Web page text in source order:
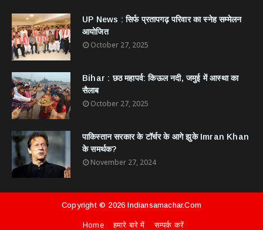
UP News : सिर्फ प्रतापगढ़ परिवार का स्नेह सम्मेलन
आयोजित
October 27, 2025
Bihar : छठ महापर्व: किऊल नदी, जमुई में आस्था का
सैलाब
October 27, 2025
​पाकिस्तान सरकार के टॉर्चर के आगे झुके Imran Khan
के समर्थक?
November 27, 2024
Copyright © 2026Indiansamachar.com
Home हमारे बारे में सम्पर्क करें